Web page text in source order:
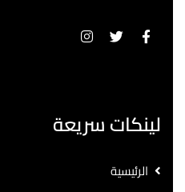
لينكات سريعة
الرئيسية